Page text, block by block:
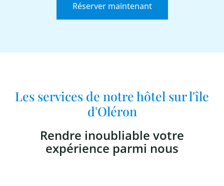
Réserver maintenant
Les services de notre hôtel sur l'île
d'Oléron
Rendre inoubliable votre
expérience parmi nous